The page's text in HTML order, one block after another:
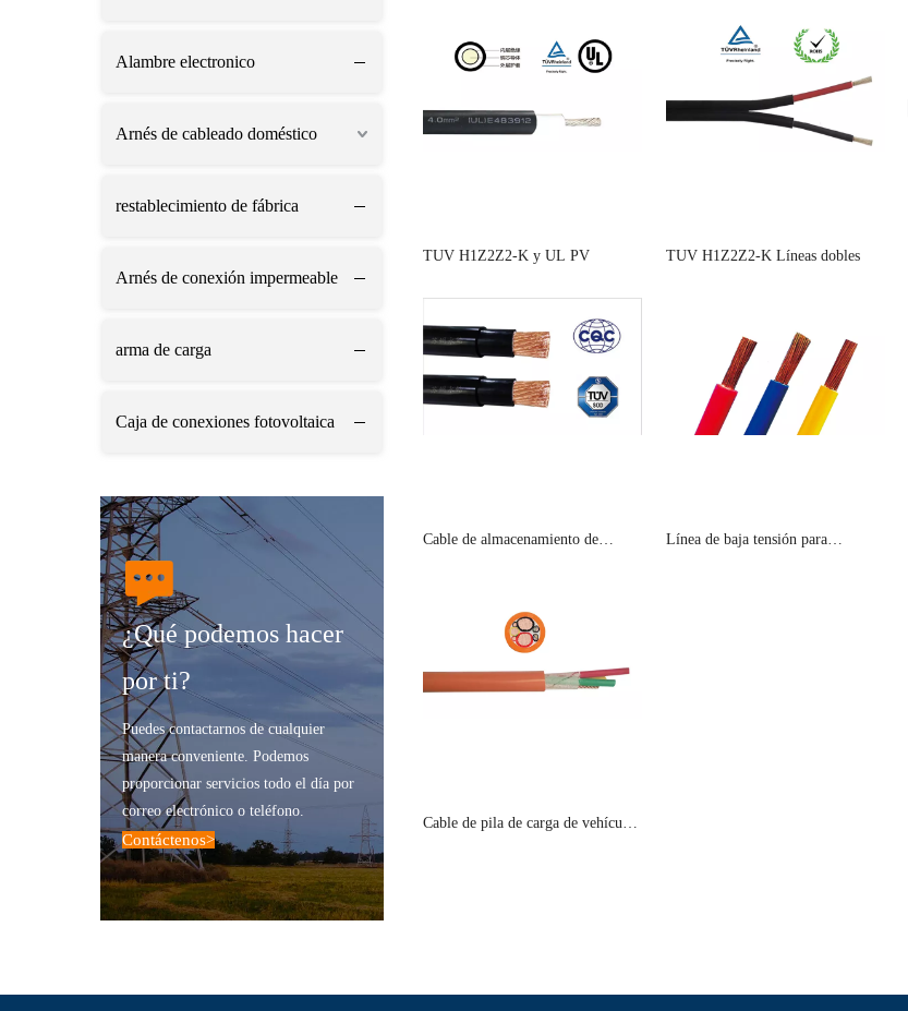
Alambre electronico
Arnés de cableado doméstico
restablecimiento de fábrica
Arnés de conexión impermeable
arma de carga
Caja de conexiones fotovoltaica
¿Qué podemos hacer
por ti?
Puedes contactarnos de cualquier
manera conveniente. Podemos
proporcionar servicios todo el día por
correo electrónico o teléfono.
Contáctenos>
TUV H1Z2Z2-K y UL PV TUV H1Z2Z2-K Líneas dobles
Cable de almacenamiento de
Línea de baja tensión para
Cable de pila de carga de vehículos